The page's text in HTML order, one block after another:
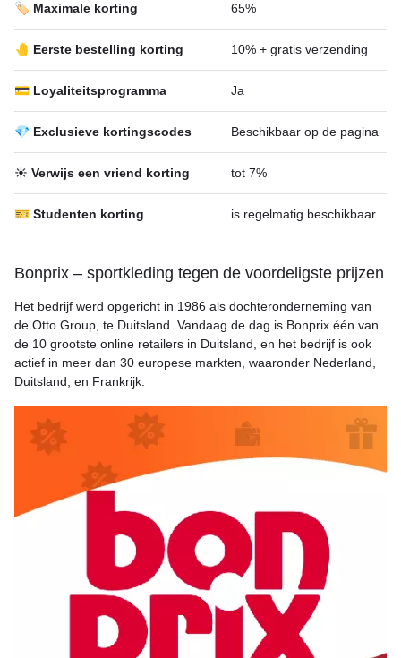
🏷️ Maximale korting 65%
🤚 Eerste bestelling korting 10% + gratis verzending
💳 Loyaliteitsprogramma Ja
💎 Exclusieve kortingscodes Beschikbaar op de pagina
☀️ Verwijs een vriend korting tot 7%
🎫 Studenten korting is regelmatig beschikbaar
Bonprix – sportkleding tegen de voordeligste prijzen
Het bedrijf werd opgericht in 1986 als dochteronderneming van
de Otto Group, te Duitsland. Vandaag de dag is Bonprix één van
de 10 grootste online retailers in Duitsland, en het bedrijf is ook
actief in meer dan 30 europese markten, waaronder Nederland,
Duitsland, en Frankrijk.